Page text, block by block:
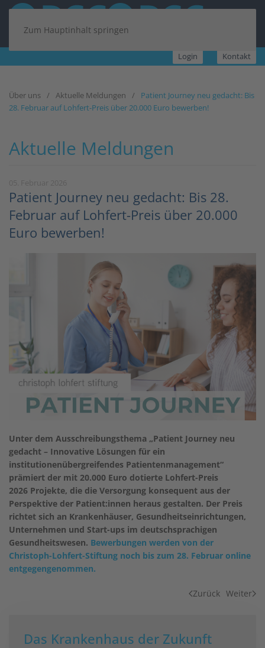
Zum Hauptinhalt springen
Login Kontakt
Über uns Aktuelle Meldungen
Patient Journey neu gedacht: Bis
28. Februar auf Lohfert-Preis über 20.000 Euro bewerben!
Aktuelle Meldungen
Patient Journey neu gedacht: Bis 28.
Februar auf Lohfert-Preis über 20.000
Euro bewerben!
Unter dem Ausschreibungsthema „Patient Journey neu
gedacht – Innovative Lösungen für ein
institutionenübergreifendes Patientenmanagement“
prämiert der mit 20.000 Euro dotierte Lohfert-Preis
2026 Projekte, die die Versorgung konsequent aus der
Perspektive der Patient:innen heraus gestalten. Der Preis
richtet sich an Krankenhäuser, Gesundheitseinrichtungen,
Unternehmen und Start-ups im deutschsprachigen
Gesundheitswesen. Bewerbungen werden von der
Christoph-Lohfert-Stiftung noch bis zum 28. Februar online
entgegengenommen.
Zurück Weiter
Das Krankenhaus der Zukunft